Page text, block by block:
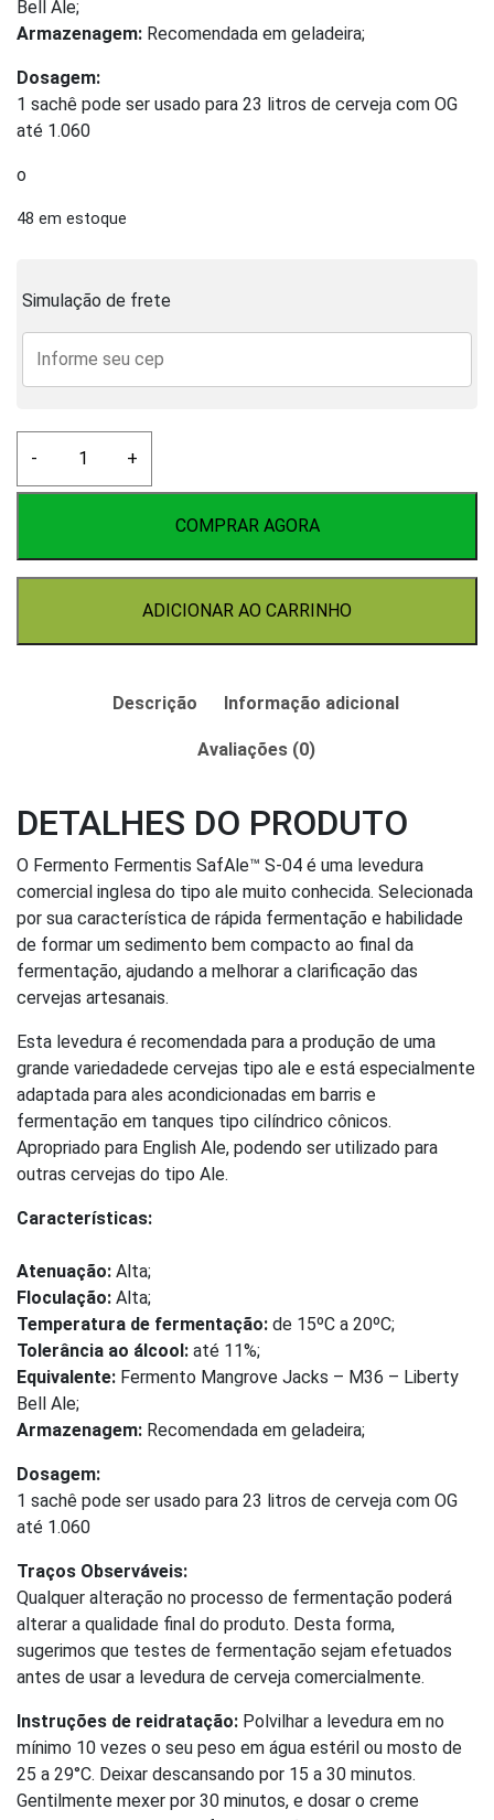
Bell Ale;
Armazenagem: Recomendada em geladeira;
Dosagem:
1 sachê pode ser usado para 23 litros de cerveja com OG
até 1.060
o
48 em estoque
Simulação de frete
-
Fermentis
S-
quantidade
+
COMPRAR AGORA
ADICIONAR AO CARRINHO
Descrição Informação adicional
Avaliações (0)
DETALHES DO PRODUTO
O Fermento Fermentis SafAle™ S-04 é uma levedura
comercial inglesa do tipo ale muito conhecida. Selecionada
por sua característica de rápida fermentação e habilidade
de formar um sedimento bem compacto ao final da
fermentação, ajudando a melhorar a clarificação das
cervejas artesanais.
Esta levedura é recomendada para a produção de uma
grande variedadede cervejas tipo ale e está especialmente
adaptada para ales acondicionadas em barris e
fermentação em tanques tipo cilíndrico cônicos.
Apropriado para English Ale, podendo ser utilizado para
outras cervejas do tipo Ale.
Características:
Atenuação: Alta;
Floculação: Alta;
Temperatura de fermentação: de 15ºC a 20ºC;
Tolerância ao álcool: até 11%;
Equivalente: Fermento Mangrove Jacks – M36 – Liberty
Bell Ale;
Armazenagem: Recomendada em geladeira;
Dosagem:
1 sachê pode ser usado para 23 litros de cerveja com OG
até 1.060
Traços Observáveis:
Qualquer alteração no processo de fermentação poderá
alterar a qualidade final do produto. Desta forma,
sugerimos que testes de fermentação sejam efetuados
antes de usar a levedura de cerveja comercialmente.
Instruções de reidratação: Polvilhar a levedura em no
mínimo 10 vezes o seu peso em água estéril ou mosto de
25 a 29°C. Deixar descansando por 15 a 30 minutos.
Gentilmente mexer por 30 minutos, e dosar o creme